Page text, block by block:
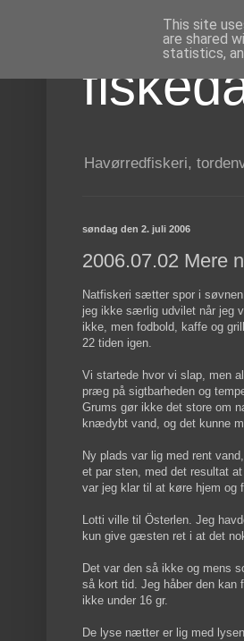
Havørredfiskeri,
søndag den 2. juli 2006
2006.07.02 Mere
Natfiskeri sætter spor i
jeg ikke særlig udvilet når jeg
ikke, men fodbold, kaffe og
22 tiden igen.
Vi startede hvor vi slap, men
præg på sigtbarheden og
Grums gør ikke det store om
knædybt vand, og det kunne
Ny plads var lig med rent
et par sten, med det resultat
var jeg klar til at køre hjem
Lotti ville til Österlen. Jeg
kun give gæsten ret i at det
Det var den så ikke og mens
så kort tid. Jeg håber den kan
ikke under 16 gr.
De lyse nætter er lig med
This site
are shared
statistics,